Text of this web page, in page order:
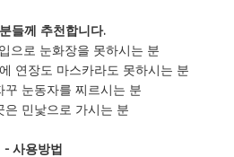
들께 추천합니다.
으로 눈화장을 못하시는 분
연장도 마스카라도 못하시는 분
꾸 눈동자를 찌르시는 분
은 민낯으로 가시는 분
- 사용방법